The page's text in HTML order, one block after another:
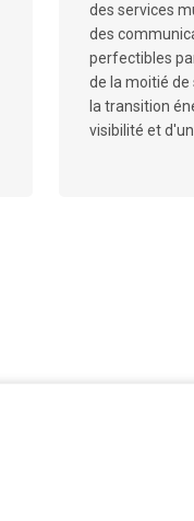
des services
des
perfectibles
de la moitié
la transition
visibilité et